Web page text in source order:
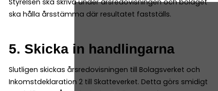
Styrelsen ska skriva under årsredovisningen och bolaget
ska hålla årsstämma där resultatet fastställs.
5. Skicka in handlingarna
Slutligen skickas årsredovisningen till Bolagsverket och
Inkomstdeklaration 2 till Skatteverket. Detta görs smidigt